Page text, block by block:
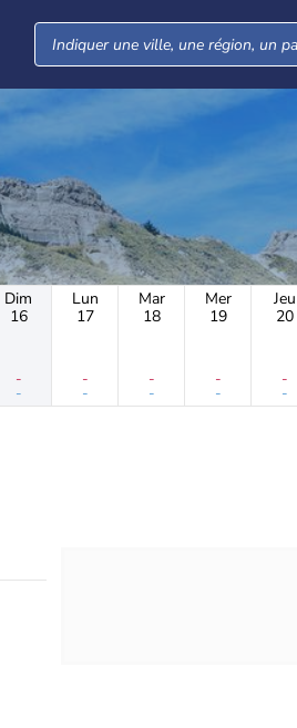
Dim
16
-
-
Lun
17
-
-
Mar
18
-
-
Mer
19
-
-
Jeu
20
-
-